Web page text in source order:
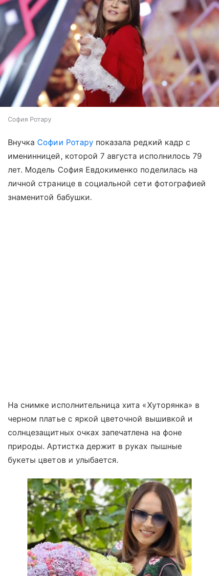
София Ротару
Внучка Софии Ротарупоказала редкий кадр с
именинницей, которой 7 августа исполнилось 79
лет. Модель София Евдокименко поделилась на
личной странице в социальной сети фотографией
знаменитой бабушки.
На снимке исполнительница хита «Хуторянка» в
черном платье с яркой цветочной вышивкой и
солнцезащитных очках запечатлена на фоне
природы. Артистка держит в руках пышные
букеты цветов и улыбается.